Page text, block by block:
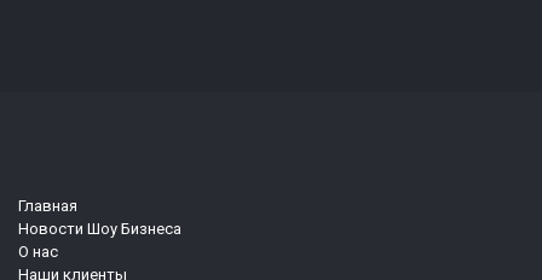
Главная
Новости Шоу Бизнеса
О нас
Наши клиенты